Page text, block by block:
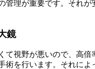
管理が重要です。それが
鏡
て視野が悪いので、高倍
術を行います。それによ